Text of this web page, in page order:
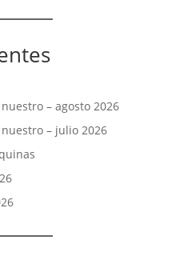
– agosto 2026
– julio 2026